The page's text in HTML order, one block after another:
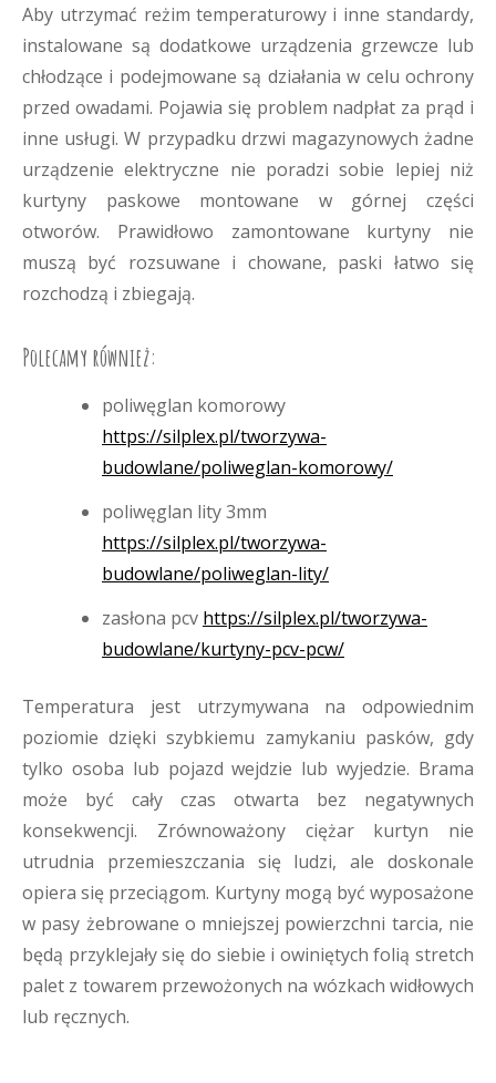
Aby utrzymać reżim temperaturowy i inne standardy,
instalowane są dodatkowe urządzenia grzewcze lub
chłodzące i podejmowane są działania w celu ochrony
przed owadami. Pojawia się problem nadpłat za prąd i
inne usługi. W przypadku drzwi magazynowych żadne
urządzenie elektryczne nie poradzi sobie lepiej niż
kurtyny paskowe montowane w górnej części
otworów. Prawidłowo zamontowane kurtyny nie
muszą być rozsuwane i chowane, paski łatwo się
rozchodzą i zbiegają.
Polecamy również:
poliwęglan komorowy
https://silplex.pl/tworzywa-
budowlane/poliweglan-komorowy/
poliwęglan lity 3mm
https://silplex.pl/tworzywa-
budowlane/poliweglan-lity/
zasłona pcv https://silplex.pl/tworzywa-
budowlane/kurtyny-pcv-pcw/
Temperatura jest utrzymywana na odpowiednim
poziomie dzięki szybkiemu zamykaniu pasków, gdy
tylko osoba lub pojazd wejdzie lub wyjedzie. Brama
może być cały czas otwarta bez negatywnych
konsekwencji. Zrównoważony ciężar kurtyn nie
utrudnia przemieszczania się ludzi, ale doskonale
opiera się przeciągom. Kurtyny mogą być wyposażone
w pasy żebrowane o mniejszej powierzchni tarcia, nie
będą przyklejały się do siebie i owiniętych folią stretch
palet z towarem przewożonych na wózkach widłowych
lub ręcznych.